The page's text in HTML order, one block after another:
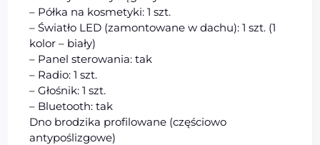
– Półka na kosmetyki: 1 szt.
– Światło LED (zamontowane w dachu): 1 szt. (1
kolor – biały)
– Panel sterowania: tak
– Radio: 1 szt.
– Głośnik: 1 szt.
– Bluetooth: tak
Dno brodzika profilowane (częściowo
antypoślizgowe)